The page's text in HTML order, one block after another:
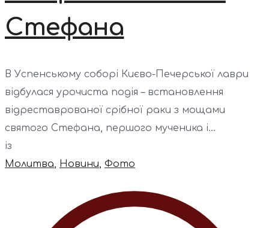
Стефана
В Успенському соборі Києво-Печерської лаври
відбулася урочиста подія – встановлення
відреставрованої срібної раки з мощами
святого Стефана, першого мученика і...
із
Молитва, Новини, Фото